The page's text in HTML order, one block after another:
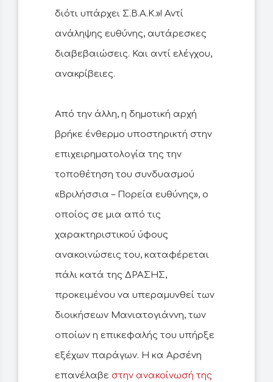
διότι υπάρχει Σ.Β.Α.Κ.»! Αντί
ανάληψης ευθύνης, αυτάρεσκες
διαβεβαιώσεις. Και αντί ελέγχου,
ανακρίβειες.
Από την άλλη, η δημοτική αρχή
βρήκε ένθερμο υποστηρικτή στην
επιχειρηματολογία της την
τοποθέτηση του συνδυασμού
«Βριλήσσια – Πορεία ευθύνης», ο
οποίος σε μια από τις
χαρακτηριστικού ύφους
ανακοινώσεις του, καταφέρεται
πάλι κατά της ΔΡΑΣΗΣ,
προκειμένου να υπεραμυνθεί των
διοικήσεων Μανιατογιάννη, των
οποίων η επικεφαλής του υπήρξε
εξέχων παράγων. Η κα Αρσένη
επανέλαβε στην ανακοίνωσή της